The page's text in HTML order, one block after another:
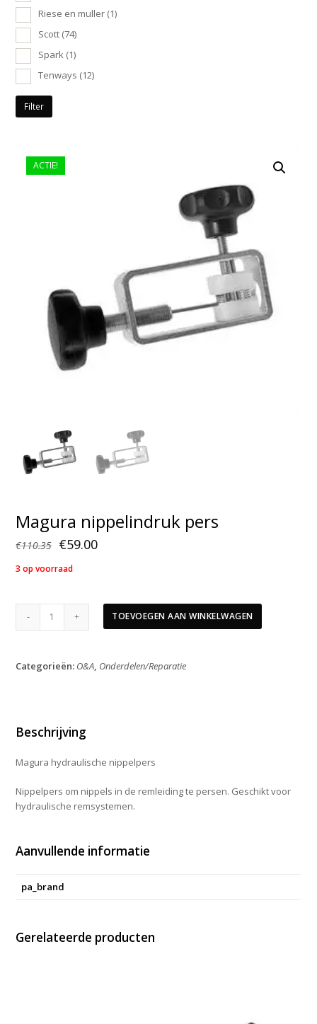
Riese en muller (1)
Scott (74)
Spark (1)
Tenways (12)
Filter
ACTIE!
Magura nippelindruk pers
€110.35 Oorspronkelijke
prijs
€110.35.
€59.00Huidige
€59.00.
3 op voorraad
Magura
TOEVOEGEN AAN WINKELWAGEN
Categorieën: O&A, Onderdelen/Reparatie
Beschrijving
Magura hydraulische nippelpers
Nippelpers om nippels in de remleiding te persen. Geschikt voor
hydraulische remsystemen.
Aanvullende informatie
pa_brand
Gerelateerde producten